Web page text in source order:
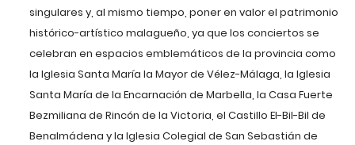
singulares y, al mismo tiempo, poner en valor el patrimonio
histórico-artístico malagueño, ya que los conciertos se
celebran enespacios emblemáticos de la provincia como
laIglesia Santa María la Mayor de Vélez-Málaga, la Iglesia
Santa María de la Encarnación de Marbella, la Casa Fuerte
Bezmiliana de Rincón de la Victoria, el Castillo El-Bil-Bil de
Benalmádena y la Iglesia Colegial de San Sebastián de